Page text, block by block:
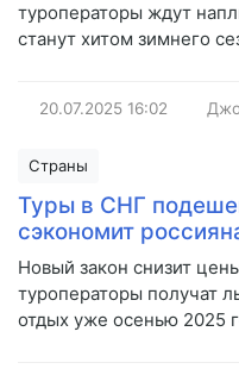
туроператоры ждут
станут хитом зимнего
20.07.2025 16:02
Страны
Туры в СНГ
сэкономит
Новый закон снизит
туроператоры получат
отдых уже осенью 2025